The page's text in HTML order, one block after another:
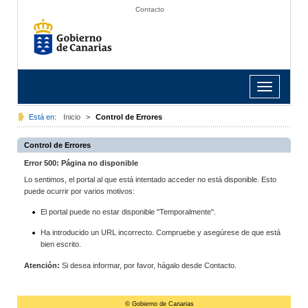
Contacto
Toggle
navigation
Está en: Inicio > Control de Errores
Control de Errores
Error 500: Página no disponible
Lo sentimos, el portal al que está intentado acceder no está disponible. Esto
puede ocurrir por varios motivos:
El portal puede no estar disponible "Temporalmente".
Ha introducido un URL incorrecto. Compruebe y asegúrese de que está
bien escrito.
Atención: Si desea informar, por favor, hágalo desde Contacto.
© Gobierno de Canarias